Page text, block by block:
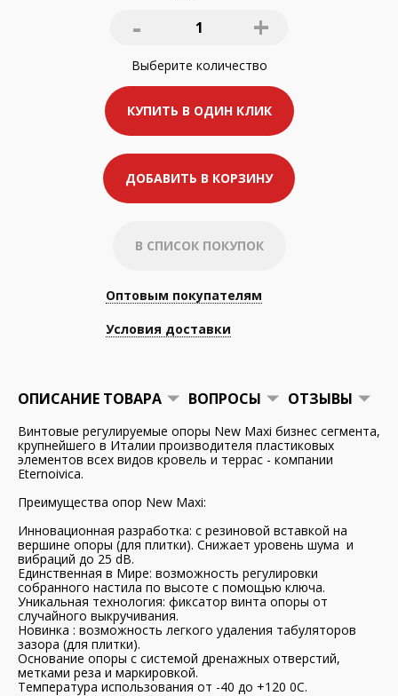
- 1 +
Выберите количество
КУПИТЬ В ОДИН КЛИК
ДОБАВИТЬ В КОРЗИНУ
В СПИСОК ПОКУПОК
Оптовым покупателям
Условия доставки
ОПИСАНИЕ ТОВАРА ВОПРОСЫ ОТЗЫВЫ
Винтовые регулируемые опоры New Maxi бизнес сегмента,
крупнейшего в Италии производителя пластиковых
элементов всех видов кровель и террас - компании
Eternoivica.
Преимущества опор New Maxi:
Инновационная разработка: с резиновой вставкой на
вершине опоры (для плитки). Снижает уровень шума и
вибраций до 25 dB.
Единственная в Мире: возможность регулировки
собранного настила по высоте с помощью ключа.
Уникальная технология: фиксатор винта опоры от
случайного выкручивания.
Новинка : возможность легкого удаления табуляторов
зазора (для плитки).
Основание опоры с системой дренажных отверстий,
метками реза и маркировкой.
Температура использования от -40 до +120 0С.